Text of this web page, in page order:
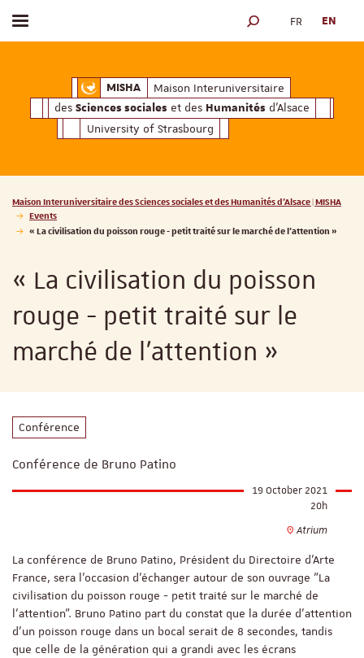
MISHAMaison Interuniversitaire des
Maison Interuniversitaire
des Sciences sociales et des Humanités d'Alsace
University of Strasbourg
Toggle menu SEARCH ENGINE
FR EN
Vous êtes ici :
Maison Interuniversitaire des Sciences sociales et des Humanités d'Alsace | MISHA
Events
« La civilisation du poisson rouge - petit traité sur le marché de l'attention »
« La civilisation du poisson
rouge - petit traité sur le
marché de l'attention »
Conférence
Conférence de Bruno Patino
19 October 2021
20h
Atrium
La conférence de Bruno Patino, Président du Directoire d'Arte
France, sera l'occasion d'échanger autour de son ouvrage "La
civilisation du poisson rouge - petit traité sur le marché de
l'attention". Bruno Patino part du constat que la durée d'attention
d'un poisson rouge dans un bocal serait de 8 secondes, tandis
que celle de la génération qui a grandi avec les écrans